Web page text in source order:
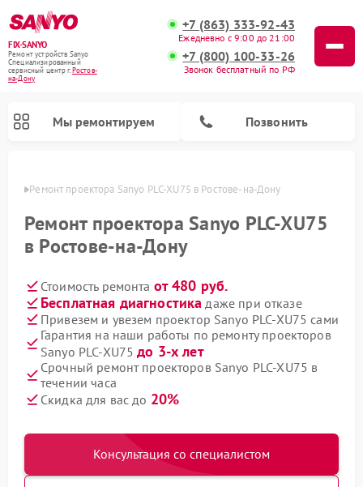
FIX-SANYO
Ремонт устройств Sanyo
Специализированный
cервисный центр г.Ростов-
на-Дону
+7 (863) 333-92-43
Ежедневно с 9:00 до 21:00
+7 (800) 100-33-26
Звонок бесплатный по РФ
Мы ремонтируем Позвонить
Ремонт проектора Sanyo PLC-XU75 в Ростове-на-Дону
Ремонт проектора Sanyo PLC-XU75
в Ростове-на-Дону
Стоимость ремонта от 480 руб.
Бесплатная диагностика даже при отказе
Привезем и увезем проектор Sanyo PLC-XU75 сами
Гарантия на наши работы по ремонту проекторов
Sanyo PLC-XU75до 3-х лет
Срочный ремонт проекторов Sanyo PLC-XU75 в
течении часа
Скидка для вас до 20%
Консультация со специалистом